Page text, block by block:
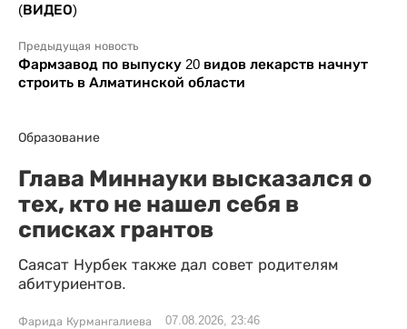
(ВИДЕО)
Предыдущая новость
Фармзавод по выпуску 20 видов лекарств начнут
строить в Алматинской области
Образование
Глава Миннауки высказался о
тех, кто не нашел себя в
списках грантов
Саясат Нурбек также дал совет родителям
абитуриентов.
Фарида Курмангалиева 07.08.2026, 23:46